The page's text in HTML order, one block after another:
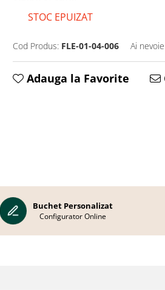
STOC EPUIZAT
Cod Produs: FLE-01-04-006 Ai
Adauga la Favorite
Buchet Personalizat
Configurator Online